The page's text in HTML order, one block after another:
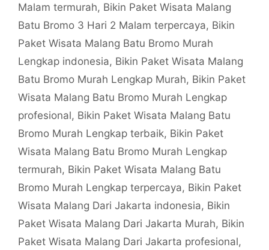
Malam termurah, Bikin Paket Wisata Malang
Batu Bromo 3 Hari 2 Malam terpercaya, Bikin
Paket Wisata Malang Batu Bromo Murah
Lengkap indonesia, Bikin Paket Wisata Malang
Batu Bromo Murah Lengkap Murah, Bikin Paket
Wisata Malang Batu Bromo Murah Lengkap
profesional, Bikin Paket Wisata Malang Batu
Bromo Murah Lengkap terbaik, Bikin Paket
Wisata Malang Batu Bromo Murah Lengkap
termurah, Bikin Paket Wisata Malang Batu
Bromo Murah Lengkap terpercaya, Bikin Paket
Wisata Malang Dari Jakarta indonesia, Bikin
Paket Wisata Malang Dari Jakarta Murah, Bikin
Paket Wisata Malang Dari Jakarta profesional,